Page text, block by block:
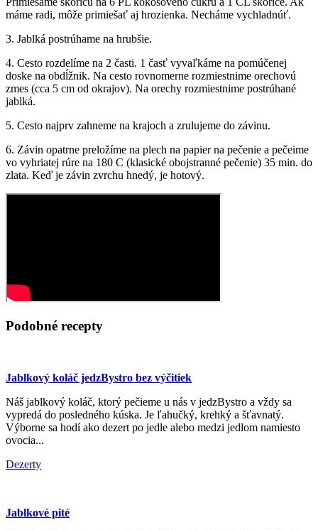
máme radi, môže primiešať aj hrozienka. Necháme vychladnúť.
3. Jablká postrúhame na hrubšie.
4. Cesto rozdelíme na 2 časti. 1 časť vyvaľkáme na pomúčenej
doske na obdĺžnik. Na cesto rovnomerne rozmiestnime orechovú
zmes (cca 5 cm od okrajov). Na orechy rozmiestnime postrúhané
jablká.
5. Cesto najprv zahneme na krajoch a zrulujeme do závinu.
6. Závin opatrne preložíme na plech na papier na pečenie a pečeime
vo vyhriatej rúre na 180 C (klasické obojstranné pečenie) 35 min. do
zlata. Keď je závin zvrchu hnedý, je hotový.
Podobné recepty
Jablkový koláč jedzBystro bez výčitiek
Náš jablkový koláč, ktorý pečieme u nás v jedzBystro a vždy sa
vypredá do posledného kúska. Je ľahučký, krehký a šťavnatý.
Výborne sa hodí ako dezert po jedle alebo medzi jedlom namiesto
ovocia...
Dezerty
Jablkové pité